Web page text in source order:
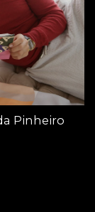
Pinheiro